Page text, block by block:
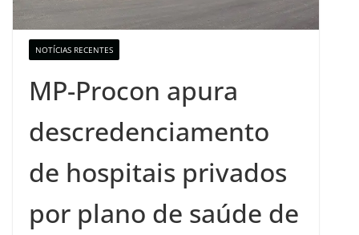
NOTÍCIAS RECENTES
MP-Procon apura
descredenciamento
de hospitais privados
por plano de saúde de